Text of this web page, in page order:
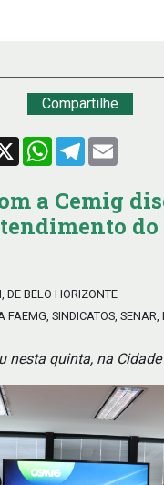
Compartilhe
X WhatsApp
Telegram
a Cemig
do
DE BELO HORIZONTE
FAEMG, SINDICATOS, SENAR,
nesta quinta, na